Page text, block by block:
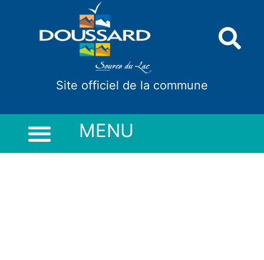
Site officiel de la commune
MENU
Panneau de gestion des cookies